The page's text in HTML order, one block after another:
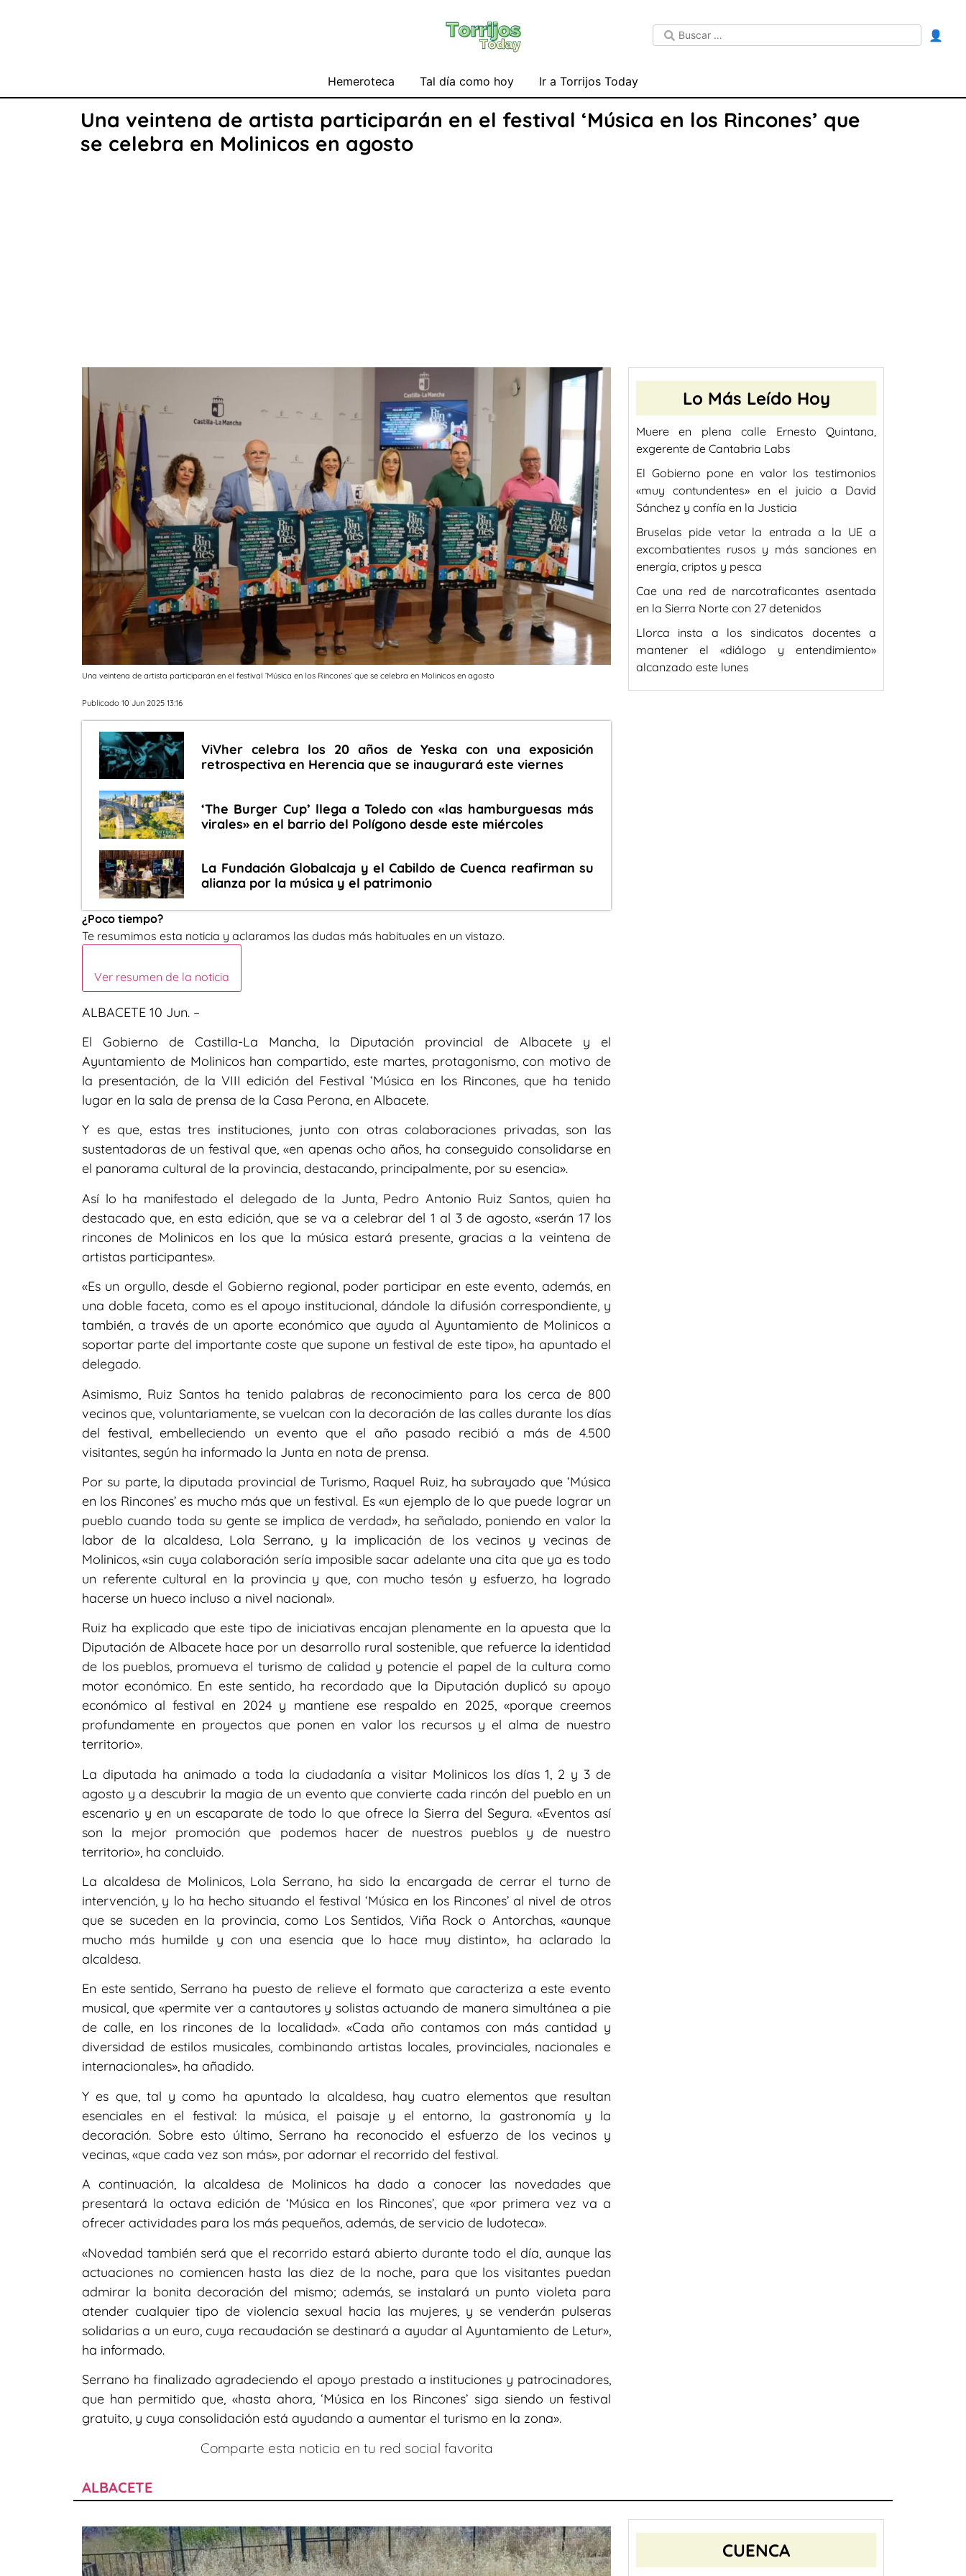
👤
Hemeroteca Tal día como hoy Ir a Torrijos Today
Una veintena de artista participarán en el festival ‘Música en los Rincones’ que
se celebra en Molinicos en agosto
Una veintena de artista participarán en el festival ‘Música en los Rincones’ que se celebra en Molinicos en agosto
Publicado 10 Jun 2025 13:16
ViVher celebra los 20 años de Yeska con una exposición
retrospectiva en Herencia que se inaugurará este viernes
‘The Burger Cup’ llega a Toledo con «las hamburguesas más
virales» en el barrio del Polígono desde este miércoles
La Fundación Globalcaja y el Cabildo de Cuenca reafirman su
alianza por la música y el patrimonio
¿Poco tiempo?
Te resumimos esta noticia y aclaramos las dudas más habituales en un vistazo.
Ver resumen de la noticia
ALBACETE 10 Jun. –
El Gobierno de Castilla-La Mancha, la Diputación provincial de Albacete y el
Ayuntamiento de Molinicos han compartido, este martes, protagonismo, con motivo de
la presentación, de la VIII edición del Festival ‘Música en los Rincones, que ha tenido
lugar en la sala de prensa de la Casa Perona, en Albacete.
Y es que, estas tres instituciones, junto con otras colaboraciones privadas, son las
sustentadoras de un festival que, «en apenas ocho años, ha conseguido consolidarse en
el panorama cultural de la provincia, destacando, principalmente, por su esencia».
Así lo ha manifestado el delegado de la Junta, Pedro Antonio Ruiz Santos, quien ha
destacado que, en esta edición, que se va a celebrar del 1 al 3 de agosto, «serán 17 los
rincones de Molinicos en los que la música estará presente, gracias a la veintena de
artistas participantes».
«Es un orgullo, desde el Gobierno regional, poder participar en este evento, además, en
una doble faceta, como es el apoyo institucional, dándole la difusión correspondiente, y
también, a través de un aporte económico que ayuda al Ayuntamiento de Molinicos a
soportar parte del importante coste que supone un festival de este tipo», ha apuntado el
delegado.
Asimismo, Ruiz Santos ha tenido palabras de reconocimiento para los cerca de 800
vecinos que, voluntariamente, se vuelcan con la decoración de las calles durante los días
del festival, embelleciendo un evento que el año pasado recibió a más de 4.500
visitantes, según ha informado la Junta en nota de prensa.
Por su parte, la diputada provincial de Turismo, Raquel Ruiz, ha subrayado que ‘Música
en los Rincones’ es mucho más que un festival. Es «un ejemplo de lo que puede lograr un
pueblo cuando toda su gente se implica de verdad», ha señalado, poniendo en valor la
labor de la alcaldesa, Lola Serrano, y la implicación de los vecinos y vecinas de
Molinicos, «sin cuya colaboración sería imposible sacar adelante una cita que ya es todo
un referente cultural en la provincia y que, con mucho tesón y esfuerzo, ha logrado
hacerse un hueco incluso a nivel nacional».
Ruiz ha explicado que este tipo de iniciativas encajan plenamente en la apuesta que la
Diputación de Albacete hace por un desarrollo rural sostenible, que refuerce la identidad
de los pueblos, promueva el turismo de calidad y potencie el papel de la cultura como
motor económico. En este sentido, ha recordado que la Diputación duplicó su apoyo
económico al festival en 2024 y mantiene ese respaldo en 2025, «porque creemos
profundamente en proyectos que ponen en valor los recursos y el alma de nuestro
territorio».
La diputada ha animado a toda la ciudadanía a visitar Molinicos los días 1, 2 y 3 de
agosto y a descubrir la magia de un evento que convierte cada rincón del pueblo en un
escenario y en un escaparate de todo lo que ofrece la Sierra del Segura. «Eventos así
son la mejor promoción que podemos hacer de nuestros pueblos y de nuestro
territorio», ha concluido.
La alcaldesa de Molinicos, Lola Serrano, ha sido la encargada de cerrar el turno de
intervención, y lo ha hecho situando el festival ‘Música en los Rincones’ al nivel de otros
que se suceden en la provincia, como Los Sentidos, Viña Rock o Antorchas, «aunque
mucho más humilde y con una esencia que lo hace muy distinto», ha aclarado la
alcaldesa.
En este sentido, Serrano ha puesto de relieve el formato que caracteriza a este evento
musical, que «permite ver a cantautores y solistas actuando de manera simultánea a pie
de calle, en los rincones de la localidad». «Cada año contamos con más cantidad y
diversidad de estilos musicales, combinando artistas locales, provinciales, nacionales e
internacionales», ha añadido.
Y es que, tal y como ha apuntado la alcaldesa, hay cuatro elementos que resultan
esenciales en el festival: la música, el paisaje y el entorno, la gastronomía y la
decoración. Sobre esto último, Serrano ha reconocido el esfuerzo de los vecinos y
vecinas, «que cada vez son más», por adornar el recorrido del festival.
A continuación, la alcaldesa de Molinicos ha dado a conocer las novedades que
presentará la octava edición de ‘Música en los Rincones’, que «por primera vez va a
ofrecer actividades para los más pequeños, además, de servicio de ludoteca».
«Novedad también será que el recorrido estará abierto durante todo el día, aunque las
actuaciones no comiencen hasta las diez de la noche, para que los visitantes puedan
admirar la bonita decoración del mismo; además, se instalará un punto violeta para
atender cualquier tipo de violencia sexual hacia las mujeres, y se venderán pulseras
solidarias a un euro, cuya recaudación se destinará a ayudar al Ayuntamiento de Letur»,
ha informado.
Serrano ha finalizado agradeciendo el apoyo prestado a instituciones y patrocinadores,
que han permitido que, «hasta ahora, ‘Música en los Rincones’ siga siendo un festival
gratuito, y cuya consolidación está ayudando a aumentar el turismo en la zona».
Comparte esta noticia en tu red social favorita
Lo Más Leído Hoy
Muere en plena calle Ernesto Quintana,
exgerente de Cantabria Labs
El Gobierno pone en valor los testimonios
«muy contundentes» en el juicio a David
Sánchez y confía en la Justicia
Bruselas pide vetar la entrada a la UE a
excombatientes rusos y más sanciones en
energía, criptos y pesca
Cae una red de narcotraficantes asentada
en la Sierra Norte con 27 detenidos
Llorca insta a los sindicatos docentes a
mantener el «diálogo y entendimiento»
alcanzado este lunes
ALBACETE
CUENCA